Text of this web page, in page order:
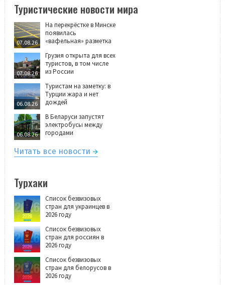
Туристические новости мира
07.08.26
На перекрёстке в Минске
появилась
«вафельная» разметка
07.08.26
Грузия открыта для всех
туристов, в том числе
из России
06.08.26
Туристам на заметку: в
Турции жара и нет
дождей
06.08.26
В Беларуси запустят
электробусы между
городами
Читать все новости
Турхаки
Список безвизовых
стран для украинцев в
2026 году
Список безвизовых
стран для россиян в
2026 году
Список безвизовых
стран для белорусов в
2026 году